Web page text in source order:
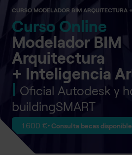
CURSO MODELADOR BIM ARQUITECTURA
Curso Online
Modelador BIM
Arquitectura
+ Inteligencia
| Oficial Autodesk y
buildingSMART
1.600 €‣ Consulta becas